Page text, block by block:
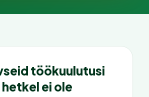
töökuulutusi
hetkel ei ole